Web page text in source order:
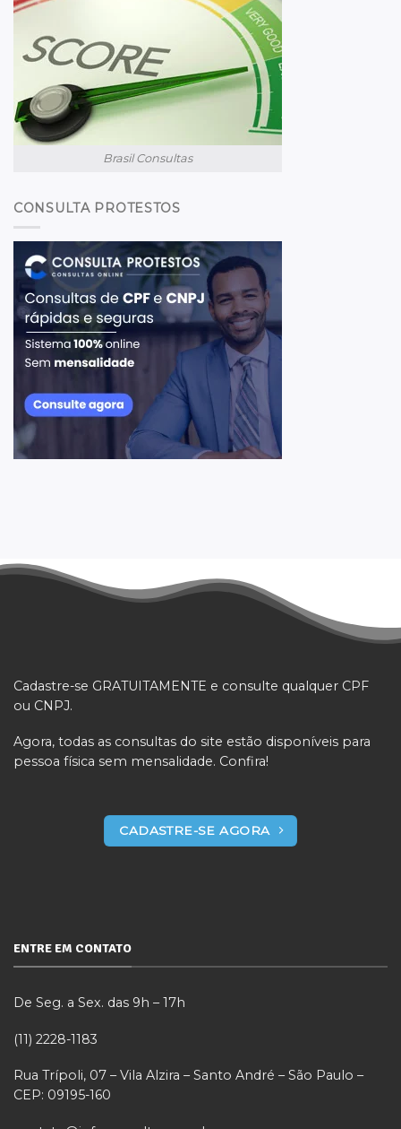
Brasil Consultas
CONSULTA PROTESTOS
Cadastre-se GRATUITAMENTE e consulte qualquer CPF
ou CNPJ.
Agora, todas as consultas do site estão disponíveis para
pessoa física sem mensalidade. Confira!
CADASTRE-SE AGORA
ENTRE EM CONTATO
De Seg. a Sex. das 9h – 17h
(11) 2228-1183
Rua Trípoli, 07 – Vila Alzira – Santo André – São Paulo –
CEP: 09195-160